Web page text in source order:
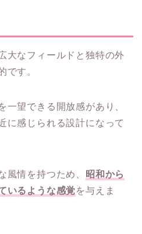
大なフィールドと独特の外
す。
望できる開放感があり、
に感じられる設計になって
風情を持つため、 昭和から
いるような感覚を与えま